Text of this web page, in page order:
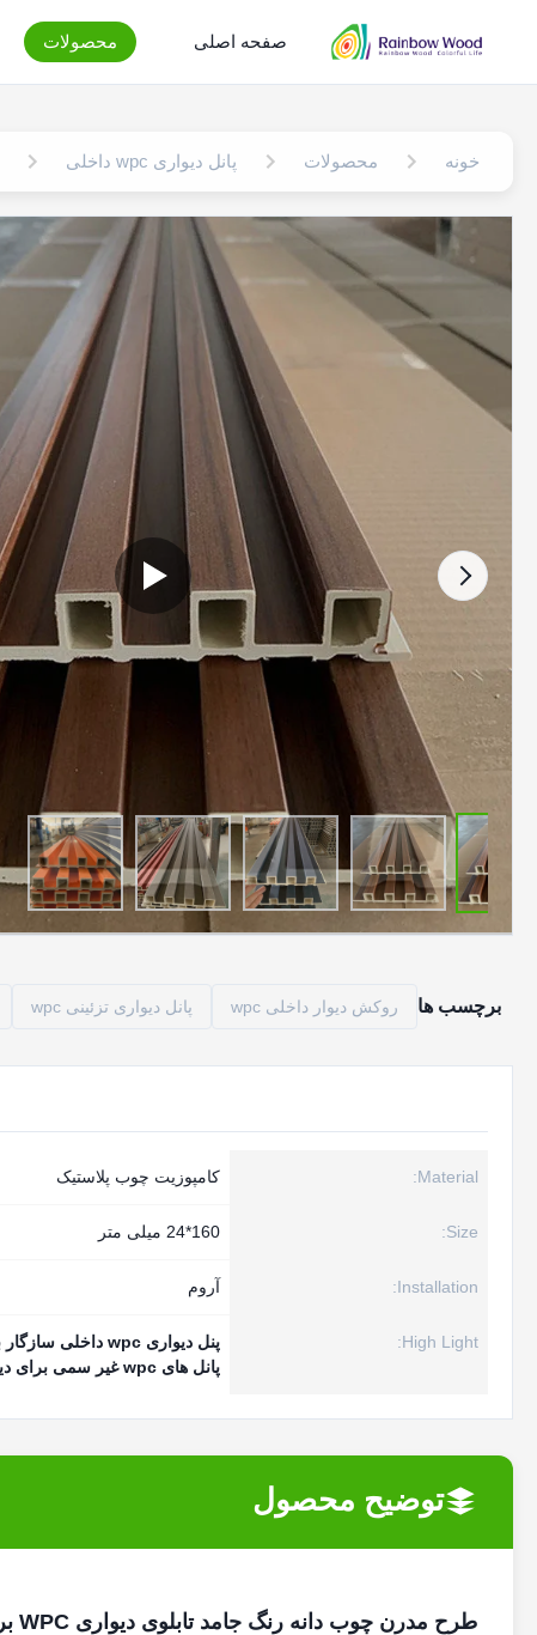
صفحه اصلی محصولات
خونه محصولات پانل دیواری wpc داخلی
برچسب ها روکش دیوار داخلی wpc پانل دیواری تزئینی wpc
Material: کامپوزیت چوب پلاستیک
Size: 160*24 میلی متر
Installation: آروم
High Light: پنل دیواری wpc داخلی سازگار با محیط زیست
پانل های wpc غیر سمی برای دیوارهای داخلی
توضیح محصول
طرح مدرن چوب دانه رنگ جامد تابلوی دیواری WPC برای اتاق نشیمن